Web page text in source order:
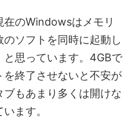
のWindowsはメモリ
ソフトを同時に起動し
思っています。4GBで
を終了させないと不安が
もあまり多くは開けな
ます。